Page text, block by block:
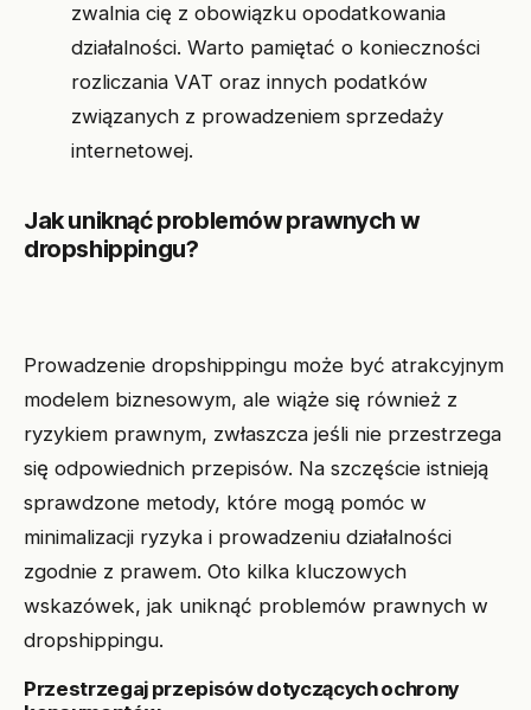
zwalnia cię z obowiązku opodatkowania
działalności. Warto pamiętać o konieczności
rozliczania VAT oraz innych podatków
związanych z prowadzeniem sprzedaży
internetowej.
Jak uniknąć problemów prawnych w
dropshippingu?
Prowadzenie dropshippingu może być atrakcyjnym
modelem biznesowym, ale wiąże się również z
ryzykiem prawnym, zwłaszcza jeśli nie przestrzega
się odpowiednich przepisów. Na szczęście istnieją
sprawdzone metody, które mogą pomóc w
minimalizacji ryzyka i prowadzeniu działalności
zgodnie z prawem. Oto kilka kluczowych
wskazówek, jak uniknąć problemów prawnych w
dropshippingu.
Przestrzegaj przepisów dotyczących ochrony